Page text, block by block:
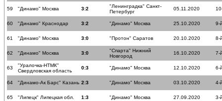
59 "Динамо" Москва 3:2
"Ленинградка" Санкт-
Петербург
05.11.2020
60 "Динамо" Краснодар 3:2 "Динамо" Москва 25.10.2020 9-
61 "Динамо" Москва 3:0 "Протон" Саратов 20.10.2020 8-
62 "Динамо" Москва 3:0
"Спарта" Нижний
Новгород
16.10.2020 7-
63
"Уралочка-НТМК"
Свердловская область
0:3 "Динамо" Москва 12.10.2020 6-
64 "Динамо-Ак Барс" Казань 2:3 "Динамо" Москва 03.10.2020 4-
65 "Липецк" Липецкая обл. 1:3 "Динамо" Москва 27.09.2020 3-